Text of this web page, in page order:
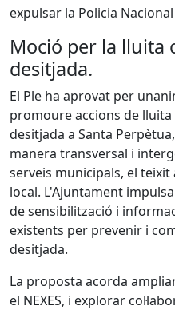
expulsar la Policia
Moció per la lluita
desitjada.
El Ple ha aprovat per
promoure accions de
desitjada a Santa
manera transversal i
serveis municipals, el
local. L'Ajuntament
de sensibilització i
existents per prevenir i
desitjada.
La proposta acorda
el NEXES, i explorar